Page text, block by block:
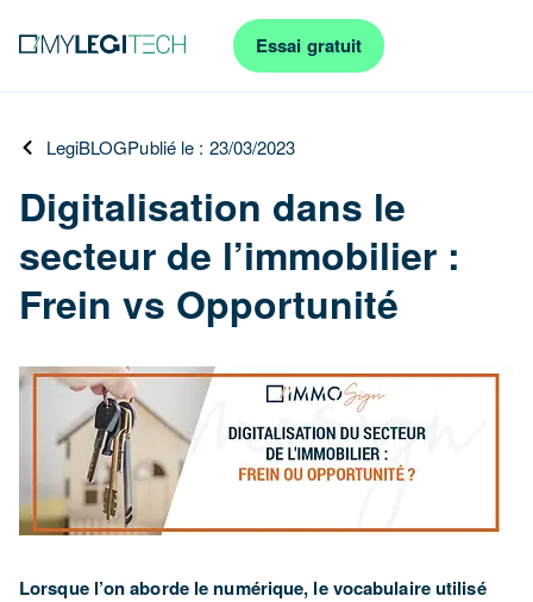
Essai gratuit
LegiBLOGPublié le : 23/03/2023
Digitalisation dans le
secteur de l’immobilier :
Frein vs Opportunité
Lorsque l’on aborde le numérique, le vocabulaire utilisé